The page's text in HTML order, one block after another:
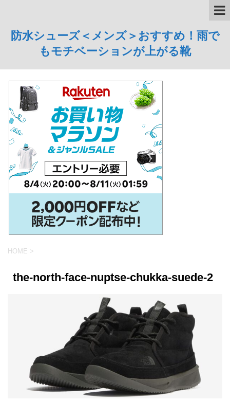
防水シューズ＜メンズ＞おすすめ！雨で
もモチベーションが上がる靴
HOME >
the-north-face-nuptse-chukka-suede-2